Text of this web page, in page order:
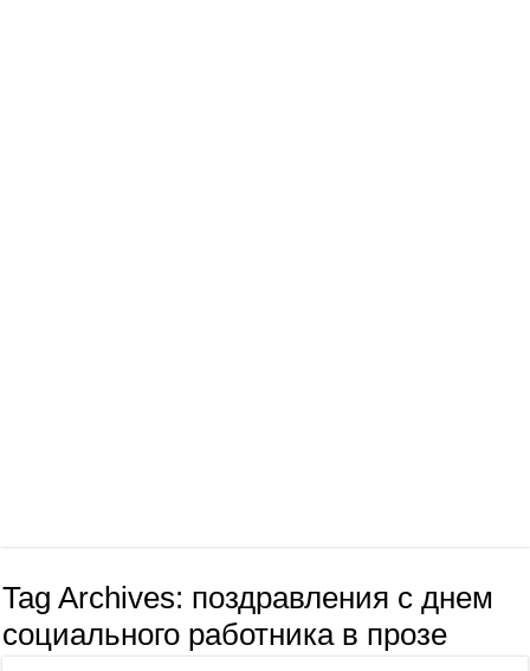
Tag Archives: поздравления с днем
социального работника в прозе